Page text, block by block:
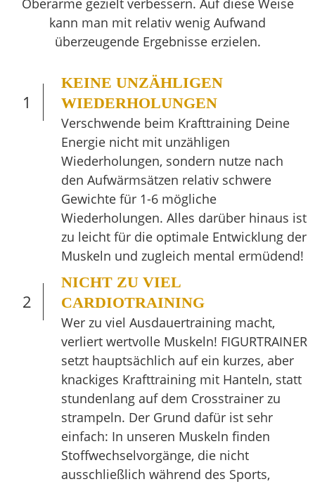
Oberarme gezielt verbessern. Auf diese Weise
kann man mit relativ wenig Aufwand
überzeugende Ergebnisse erzielen.
1
KEINE UNZÄHLIGEN
WIEDERHOLUNGEN
Verschwende beim Krafttraining Deine
Energie nicht mit unzähligen
Wiederholungen, sondern nutze nach
den Aufwärmsätzen relativ schwere
Gewichte für 1-6 mögliche
Wiederholungen. Alles darüber hinaus ist
zu leicht für die optimale Entwicklung der
Muskeln und zugleich mental ermüdend!
2
NICHT ZU VIEL
CARDIOTRAINING
Wer zu viel Ausdauertraining macht,
verliert wertvolle Muskeln! FIGURTRAINER
setzt hauptsächlich auf ein kurzes, aber
knackiges Krafttraining mit Hanteln, statt
stundenlang auf dem Crosstrainer zu
strampeln. Der Grund dafür ist sehr
einfach: In unseren Muskeln finden
Stoffwechselvorgänge, die nicht
ausschließlich während des Sports,